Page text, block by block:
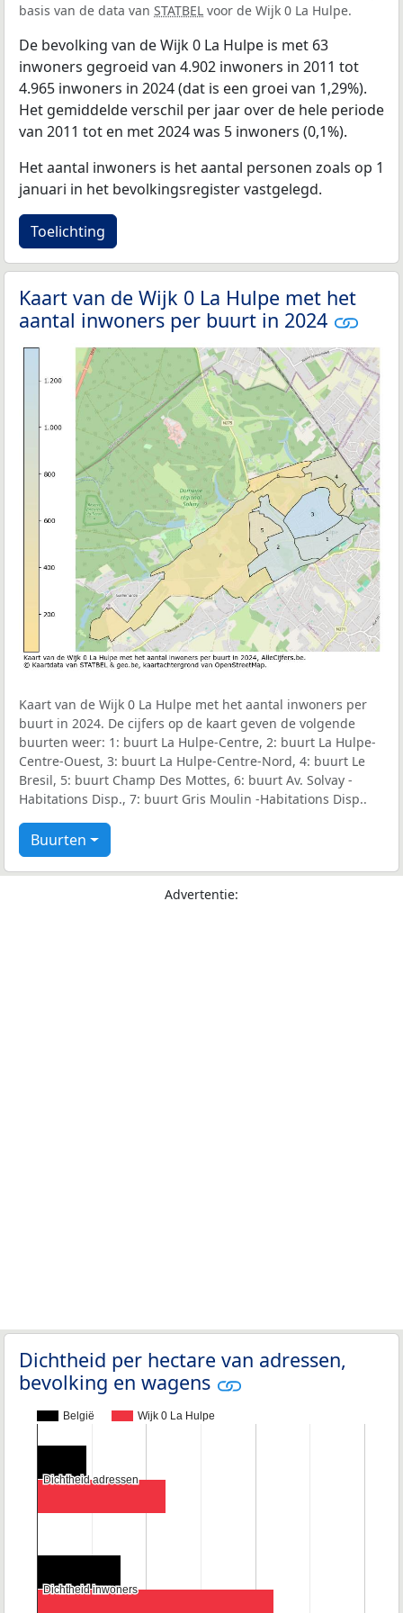
basis van de data van STATBEL voor de Wijk 0 La Hulpe.
De bevolking van de Wijk 0 La Hulpe is met 63
inwoners gegroeid van 4.902 inwoners in 2011 tot
4.965 inwoners in 2024 (dat is een groei van 1,29%).
Het gemiddelde verschil per jaar over de hele periode
van 2011 tot en met 2024 was 5 inwoners (0,1%).
Het aantal inwoners is het aantal personen zoals op 1
januari in het bevolkingsregister vastgelegd.
Toelichting
Kaart van de Wijk 0 La Hulpe met het
aantal inwoners per buurt in 2024
Kaart van de Wijk 0 La Hulpe met het aantal inwoners per
buurt in 2024. De cijfers op de kaart geven de volgende
buurten weer: 1: buurt La Hulpe-Centre, 2: buurt La Hulpe-
Centre-Ouest, 3: buurt La Hulpe-Centre-Nord, 4: buurt Le
Bresil, 5: buurt Champ Des Mottes, 6: buurt Av. Solvay -
Habitations Disp., 7: buurt Gris Moulin -Habitations Disp..
Buurten
Advertentie:
Dichtheid per hectare van adressen,
bevolking en wagens
België Wijk 0 La Hulpe
Dichtheid adressen
Dichtheid adressen
Dichtheid inwoners
Dichtheid inwoners